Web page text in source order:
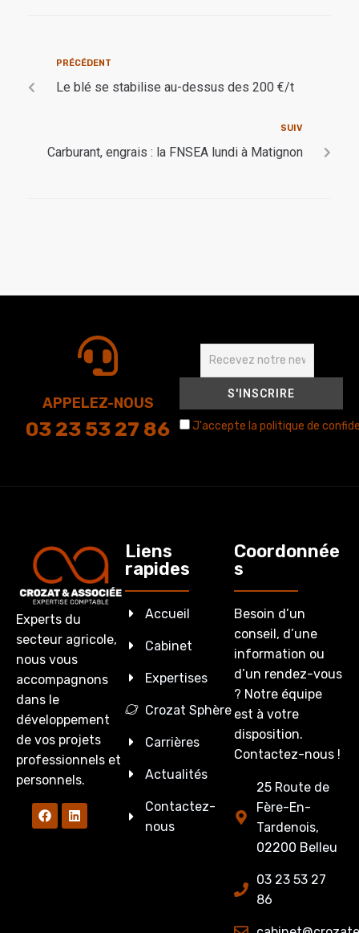
PRÉCÉDENT
Le blé se stabilise au-dessus des 200 €/t
SUIV
Carburant, engrais : la FNSEA lundi à Matignon
APPELEZ-NOUS
03 23 53 27 86 J'accepte la politique de
Experts du
secteur agricole,
nous vous
accompagnons
dans le
développement
de vos projets
professionnels et
personnels.
Liens
rapides
Accueil
Cabinet
Expertises
Crozat Sphère
Carrières
Actualités
Contactez-
nous
Coordonnée
s
Besoin d’un
conseil, d’une
information ou
d’un rendez-vous
? Notre équipe
est à votre
disposition.
Contactez-nous !
25 Route de
Fère-En-
Tardenois,
02200 Belleu
03 23 53 27
86